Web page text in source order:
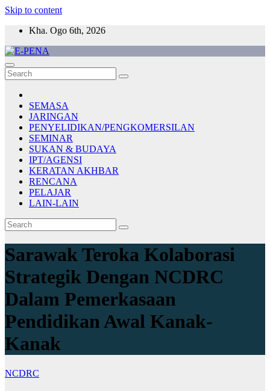
Skip to content
Kha. Ogo 6th, 2026
E-PENA
Berita Digital Terkini
SEMASA
JARINGAN
PENYELIDIKAN/PENGKOMERSILAN
SEMINAR
SUKAN & BUDAYA
IPT/AGENSI
KERATAN AKHBAR
RENCANA
PELAJAR
LAIN-LAIN
Sarawak Teroka Kolaborasi
Strategik Dengan NCDRC
Dalam Pemerkasaan
Pendidikan Awal Kanak-
Kanak
NCDRC